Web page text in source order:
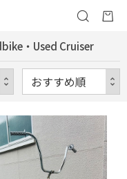
・Used Cruiser